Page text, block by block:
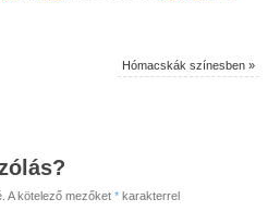
Hómacskák színesben»
A kötelező mezőket *karakterrel